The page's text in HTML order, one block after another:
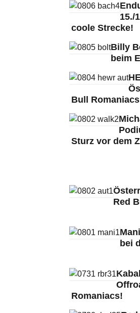
15./
coole Strecke!
Billy
beim
Bull
Sturz vor dem
Red
bei
Romaniacs!